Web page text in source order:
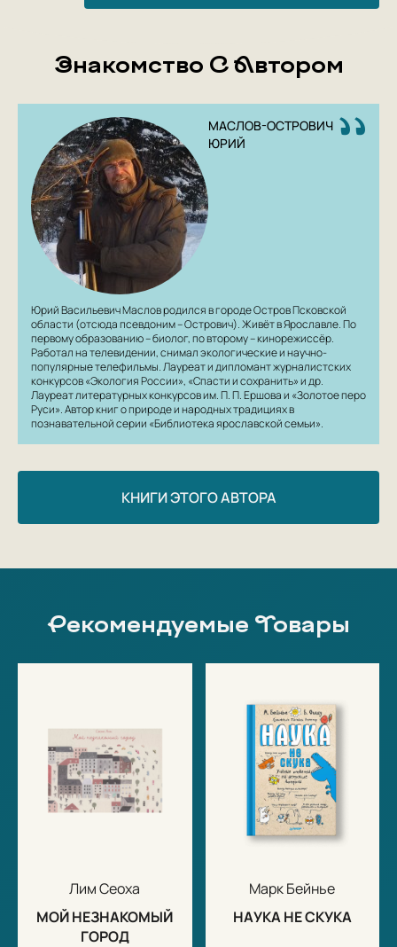
Знакомство С Автором
МАСЛОВ-ОСТРОВИЧ
ЮРИЙ
Юрий Васильевич Маслов родился в городе Остров Псковской
области (отсюда псевдоним – Острович). Живёт в Ярославле. По
первому образованию – биолог, по второму – кинорежиссёр.
Работал на телевидении, снимал экологические и научно-
популярные телефильмы. Лауреат и дипломант журналистских
конкурсов «Экология России», «Спасти и сохранить» и др.
Лауреат литературных конкурсов им. П. П. Ершова и «Золотое перо
Руси». Автор книг о природе и народных традициях в
познавательной серии «Библиотека ярославской семьи».
КНИГИ ЭТОГО АВТОРА
Рекомендуемые Товары
Лим Сеоха
МОЙ НЕЗНАКОМЫЙ
ГОРОД
Марк Бейнье
НАУКА НЕ СКУКА